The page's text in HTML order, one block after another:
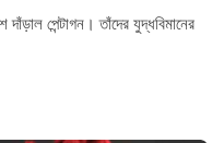
পেন্টাগন। তাঁদের যুদ্ধবিমানের